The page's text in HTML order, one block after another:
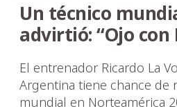
Un técnico
advirtió: “Ojo con
El entrenador Ricardo La
Argentina tiene chance de
mundial en Norteamérica